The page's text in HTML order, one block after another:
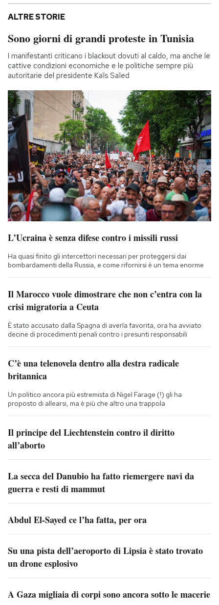
ALTRE STORIE
Sono giorni di grandi proteste in Tunisia
I manifestanti criticano i blackout dovuti al caldo, ma anche le
cattive condizioni economiche e le politiche sempre più
autoritarie del presidente Kaïs Saïed
L’Ucraina è senza difese contro i missili russi
Ha quasi finito gli intercettori necessari per proteggersi dai
bombardamenti della Russia, e come rifornirsi è un tema enorme
Il Marocco vuole dimostrare che non c’entra con la
crisi migratoria a Ceuta
È stato accusato dalla Spagna di averla favorita, ora ha avviato
decine di procedimenti penali contro i presunti responsabili
C’è una telenovela dentro alla destra radicale
britannica
Un politico ancora più estremista di Nigel Farage (!) gli ha
proposto di allearsi, ma è più che altro una trappola
Il principe del Liechtenstein contro il diritto
all’aborto
La secca del Danubio ha fatto riemergere navi da
guerra e resti di mammut
Abdul El-Sayed ce l’ha fatta, per ora
Su una pista dell’aeroporto di Lipsia è stato trovato
un drone esplosivo
A Gaza migliaia di corpi sono ancora sotto le macerie